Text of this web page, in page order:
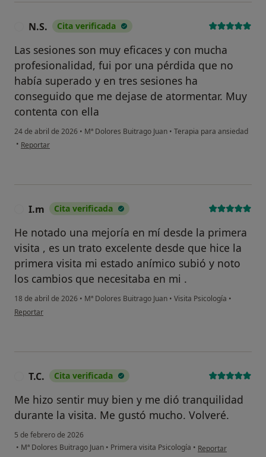
N.S. Cita verificada
Las sesiones son muy eficaces y con mucha
profesionalidad, fui por una pérdida que no
había superado y en tres sesiones ha
conseguido que me dejase de atormentar. Muy
contenta con ella
24 de abril de 2026 • Mª Dolores Buitrago Juan • Terapia para ansiedad
• en opinión del usuario N.S.
Reportar
I.m Cita verificada
He notado una mejoría en mí desde la primera
visita , es un trato excelente desde que hice la
primera visita mi estado anímico subió y noto
los cambios que necesitaba en mi .
18 de abril de 2026 • Mª Dolores Buitrago Juan • Visita Psicología •
en opinión del usuario I.m
Reportar
T.C. Cita verificada
Me hizo sentir muy bien y me dió tranquilidad
durante la visita. Me gustó mucho. Volveré.
5 de febrero de 2026
• Mª Dolores Buitrago Juan • Primera visita Psicología • en opinión del
Reportar